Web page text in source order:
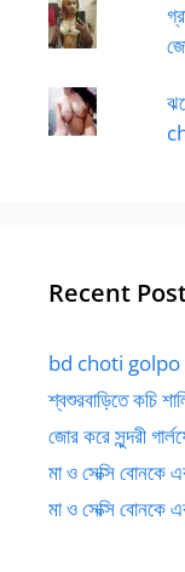
Recent
bd choti golpo
শ্বশুরবাড়িতে কচি
জোর করে সুন্দরী
মা ও সেক্সি বোনকে
মা ও সেক্সি বোনকে